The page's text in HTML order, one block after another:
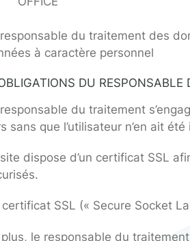
Adresse e-mail :
ci-après » l’Hébergeur »
Les données collectées et
ARTICLE 4 :
PROTECTION
A. LE RESPONSABLE DU
Le responsable du